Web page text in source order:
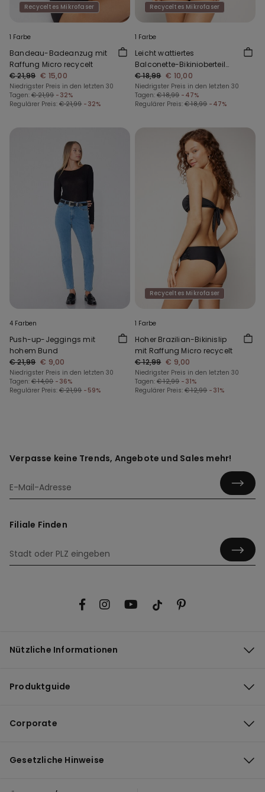
Recyceltes Mikrofaser
1 Farbe
Bandeau-Badeanzug mit
Raffung Micro recycelt
€ 21,99 € 15,00
Niedrigster Preis in den letzten 30
Tagen: € 21,99 -32%
Regulärer Preis: € 21,99 -32%
Recyceltes Mikrofaser
1 Farbe
Leicht wattiertes
Balconette-Bikinioberteil
mit Raffung aus recycelter
Mikrofaser
€ 18,99 € 10,00
Niedrigster Preis in den letzten 30
Tagen: € 18,99 -47%
Regulärer Preis: € 18,99 -47%
4 Farben
Push-up-Jeggings mit
hohem Bund
€ 21,99 € 9,00
Niedrigster Preis in den letzten 30
Tagen: € 14,00 -36%
Regulärer Preis: € 21,99 -59%
Recyceltes Mikrofaser
1 Farbe
Hoher Brazilian-Bikinislip
mit Raffung Micro recycelt
€ 12,99 € 9,00
Niedrigster Preis in den letzten 30
Tagen: € 12,99 -31%
Regulärer Preis: € 12,99 -31%
Verpasse keine Trends, Angebote und Sales mehr!
Filiale Finden
Nützliche Informationen
Produktguide
Corporate
Gesetzliche Hinweise